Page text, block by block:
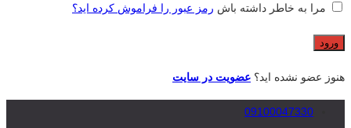
مرا به خاطر داشته باش رمز عبور را فراموش کرده اید؟
هنوز عضو نشده اید؟ عضویت در سایت
09100047330